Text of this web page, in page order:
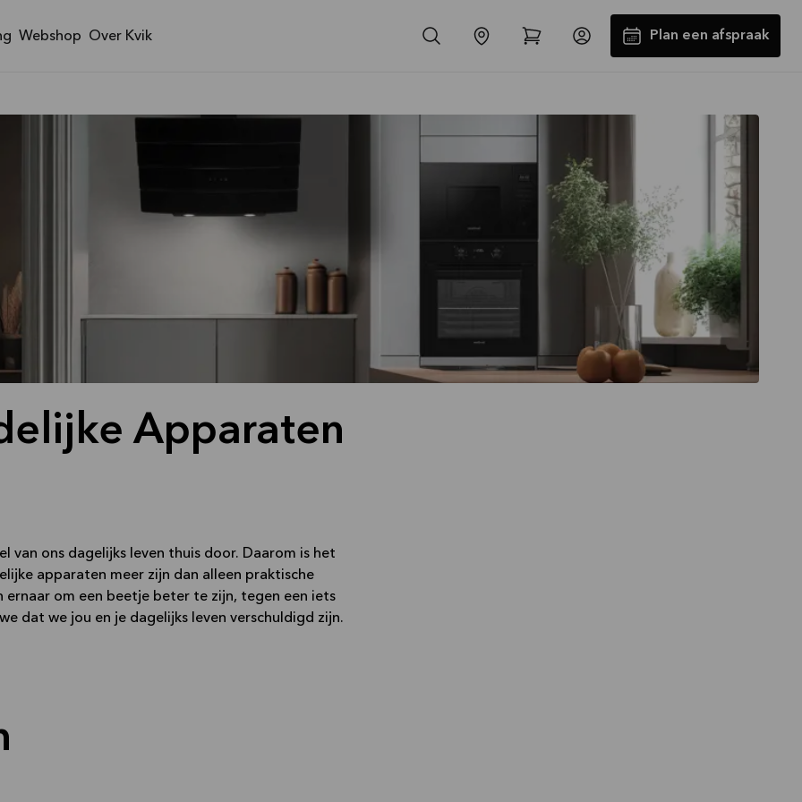
Webshop Over Kvik Plan een afspraak
-30% op alle werkbladen incl.
spoelbak en kraan*
Aanbieding is geldig tot 16-08-2026
Apparaten
van ons dagelijks leven thuis door. Daarom is het
apparaten meer zijn dan alleen praktische
ernaar om een beetje beter te zijn, tegen een iets
dat we jou en je dagelijks leven verschuldigd zijn.